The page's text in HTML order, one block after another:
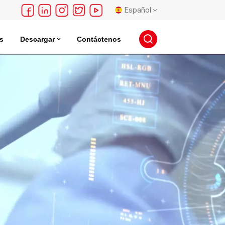
Español
English
français
русский
español
português
日本語
Descargar Contáctenos